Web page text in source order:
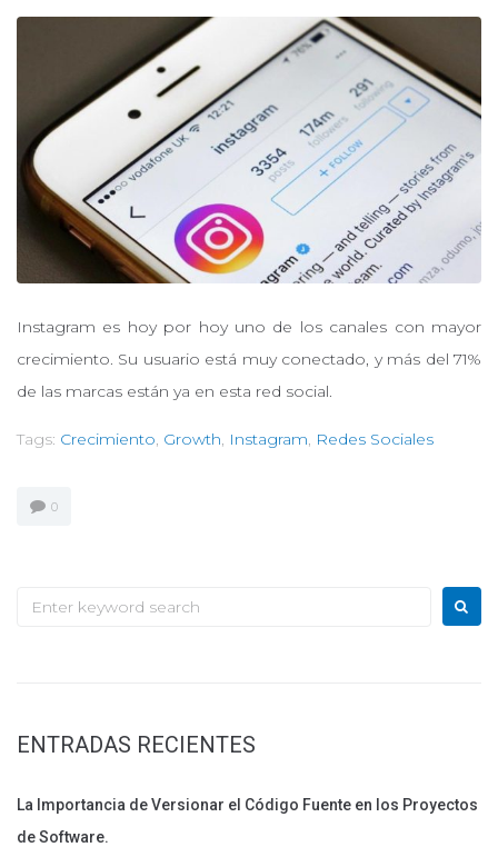
Instagram es hoy por hoy uno de los canales con mayor
crecimiento. Su usuario está muy conectado, y más del 71%
de las marcas están ya en esta red social.
Tags: Crecimiento, Growth, Instagram, Redes Sociales
0
Search
ENTRADAS RECIENTES
La Importancia de Versionar el Código Fuente en los Proyectos
de Software.